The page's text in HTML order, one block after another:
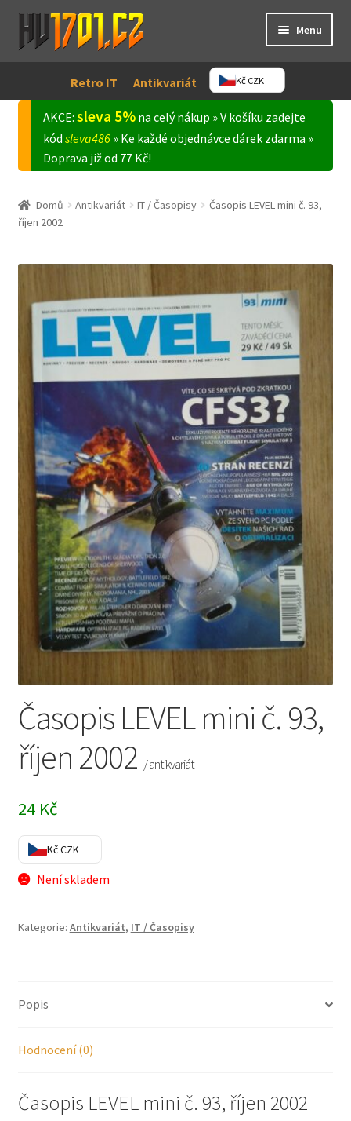
Přeskočit
na
navigaci
Přejít
obsahu
Retro IT Antikvariát Kč CZK
Menu
Antikvariát
Můj účet
child
AKCE: sleva 5%na celý nákup » V košíku zadejte
kód sleva486» Ke každé objednávce dárek zdarma »
Doprava již od 77 Kč!
Domů Antikvariát IT / Časopisy
Časopis LEVEL mini č. 93,
říjen 2002
Časopis LEVEL mini č. 93,
říjen 2002 / antikvariát
24 Kč
Kč CZK
Není skladem
Kategorie: Antikvariát, IT / Časopisy
Popis
Hodnocení (0)
Časopis LEVEL mini č. 93, říjen 2002